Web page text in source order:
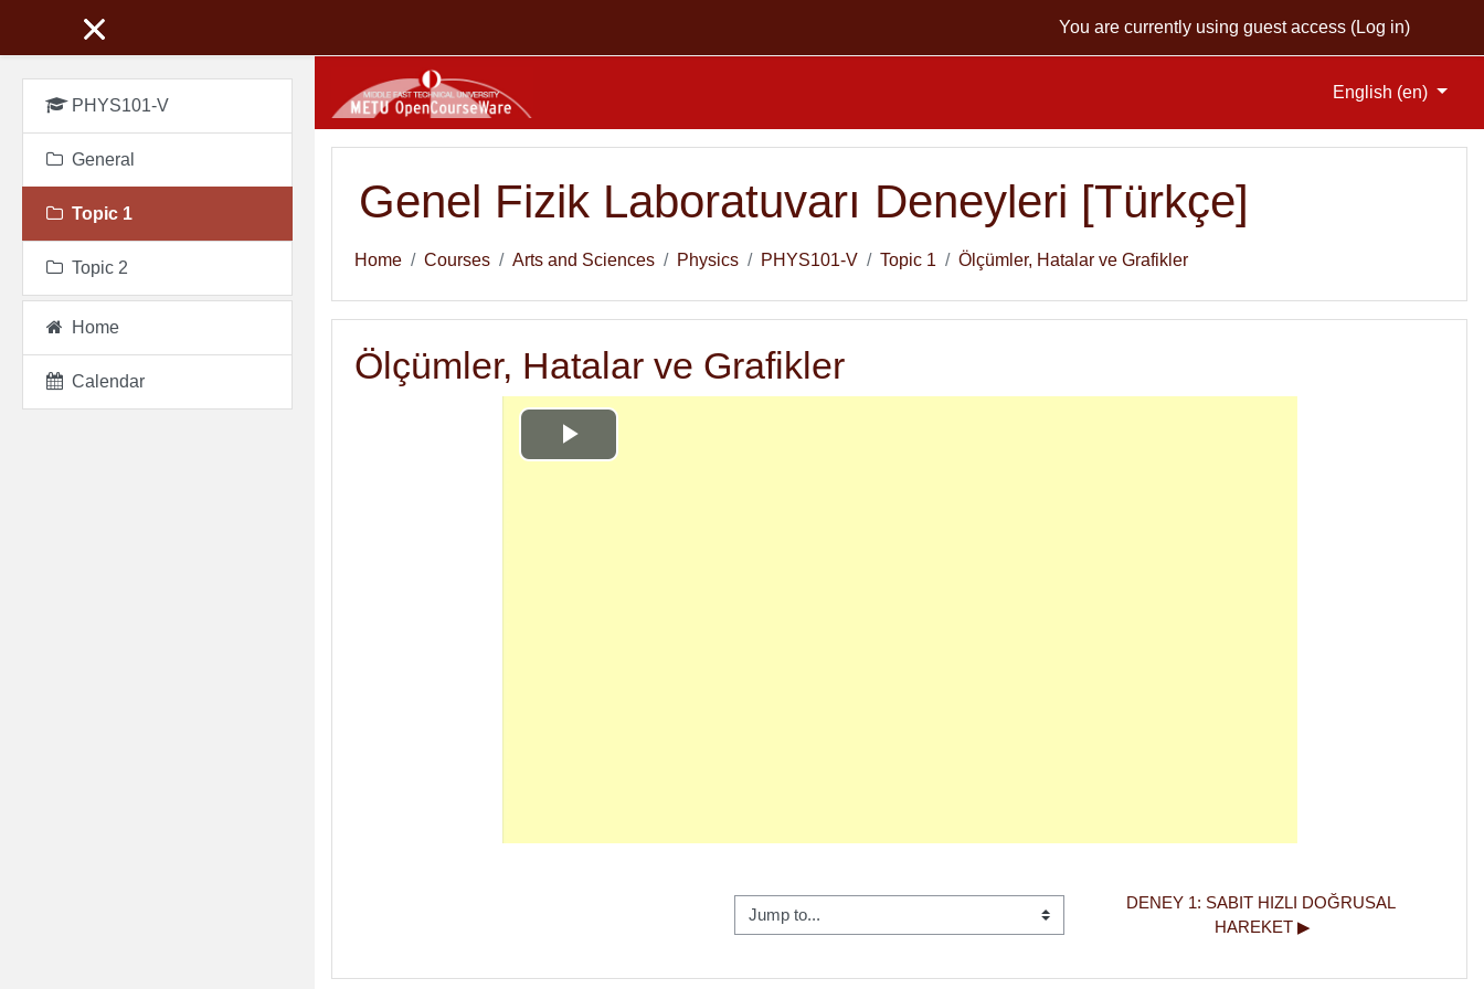
You are currently using guest access (Log in)
English ‎(en)‎
Genel Fizik Laboratuvarı Deneyleri [Türkçe]
Home Courses Arts and Sciences Physics PHYS101-V Topic 1 Ölçümler, Hatalar ve Grafikler
Ölçümler, Hatalar ve Grafikler
Play
Jump to...
DENEY 1: SABIT HIZLI DOĞRUSAL
HAREKET ▶︎
PHYS101-V
General
Topic 1
Topic 2
Home
Calendar